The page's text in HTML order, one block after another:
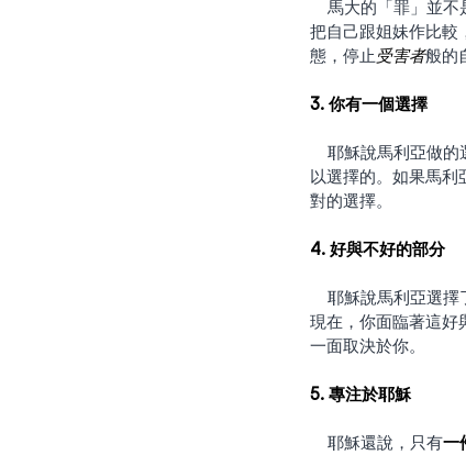
把自己跟姐妹作比較
態，停止受害者般的
3. 你有一個選擇
以選擇的。如果馬利
對的選擇。
4. 好與不好的部分
現在，你面臨著這好
一面取決於你。
5. 專注於耶穌
    耶穌還說，只有
一